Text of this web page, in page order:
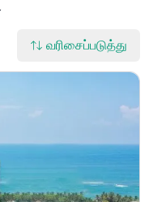
வரிசைப்படுத்து